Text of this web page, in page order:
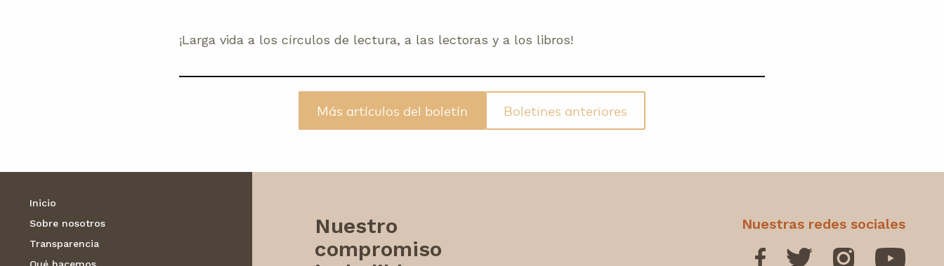
¡Larga vida a los círculos de lectura, a las lectoras y a los libros!
Más artículos del boletín Boletines anteriores
Inicio
Sobre nosotros
Transparencia
Qué hacemos
Nuestro
compromiso
Nuestras redes sociales